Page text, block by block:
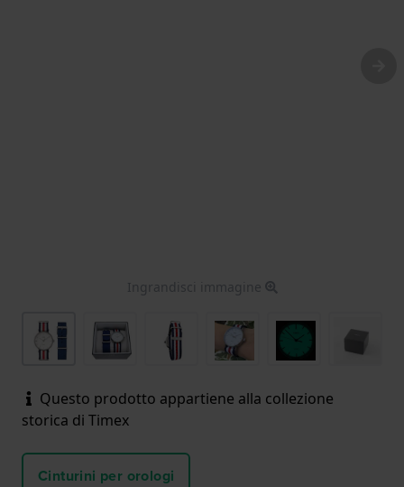
Ingrandisci immagine
Questo prodotto appartiene alla collezione
storica di Timex
Cinturini per orologi